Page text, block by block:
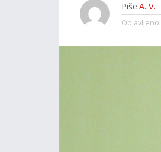
Piše A. V.
Objavljeno